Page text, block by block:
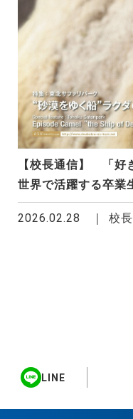
【校長通信】 「好
世界で活躍する卒業
2026.02.28 校
LINE